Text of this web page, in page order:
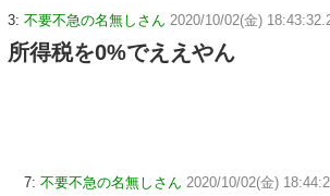
3: 不要不急の名無しさん 2020/10/02(金)
所得税を0%でええやん
7: 不要不急の名無しさん 2020/10/02(金)